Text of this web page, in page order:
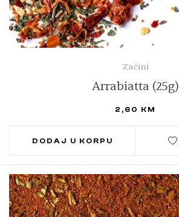
Začini
Arrabiatta (25g)
2,60 KM
DODAJ U KORPU